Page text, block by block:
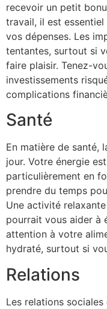
recevoir un petit
travail, il est
vos dépenses. Les
tentantes, surtout si
faire plaisir. Tenez-
investissements
complications
Santé
En matière de santé,
jour. Votre énergie
particulièrement en
prendre du temps
Une activité
pourrait vous aider à
attention à votre
hydraté, surtout si
Relations
Les relations